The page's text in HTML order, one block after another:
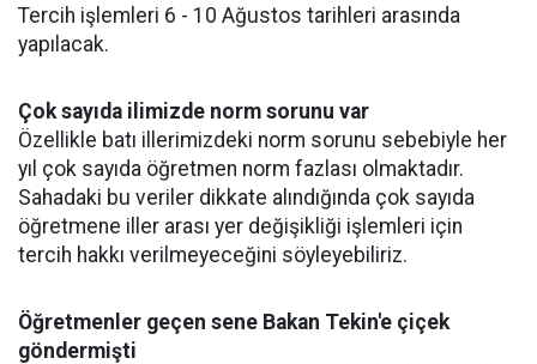
Tercih işlemleri 6 - 10 Ağustos tarihleri arasında
yapılacak.
Çok sayıda ilimizde norm sorunu var
Özellikle batı illerimizdeki norm sorunu sebebiyle her
yıl çok sayıda öğretmen norm fazlası olmaktadır.
Sahadaki bu veriler dikkate alındığında çok sayıda
öğretmene iller arası yer değişikliği işlemleri için
tercih hakkı verilmeyeceğini söyleyebiliriz.
Öğretmenler geçen sene Bakan Tekin'e çiçek
göndermişti